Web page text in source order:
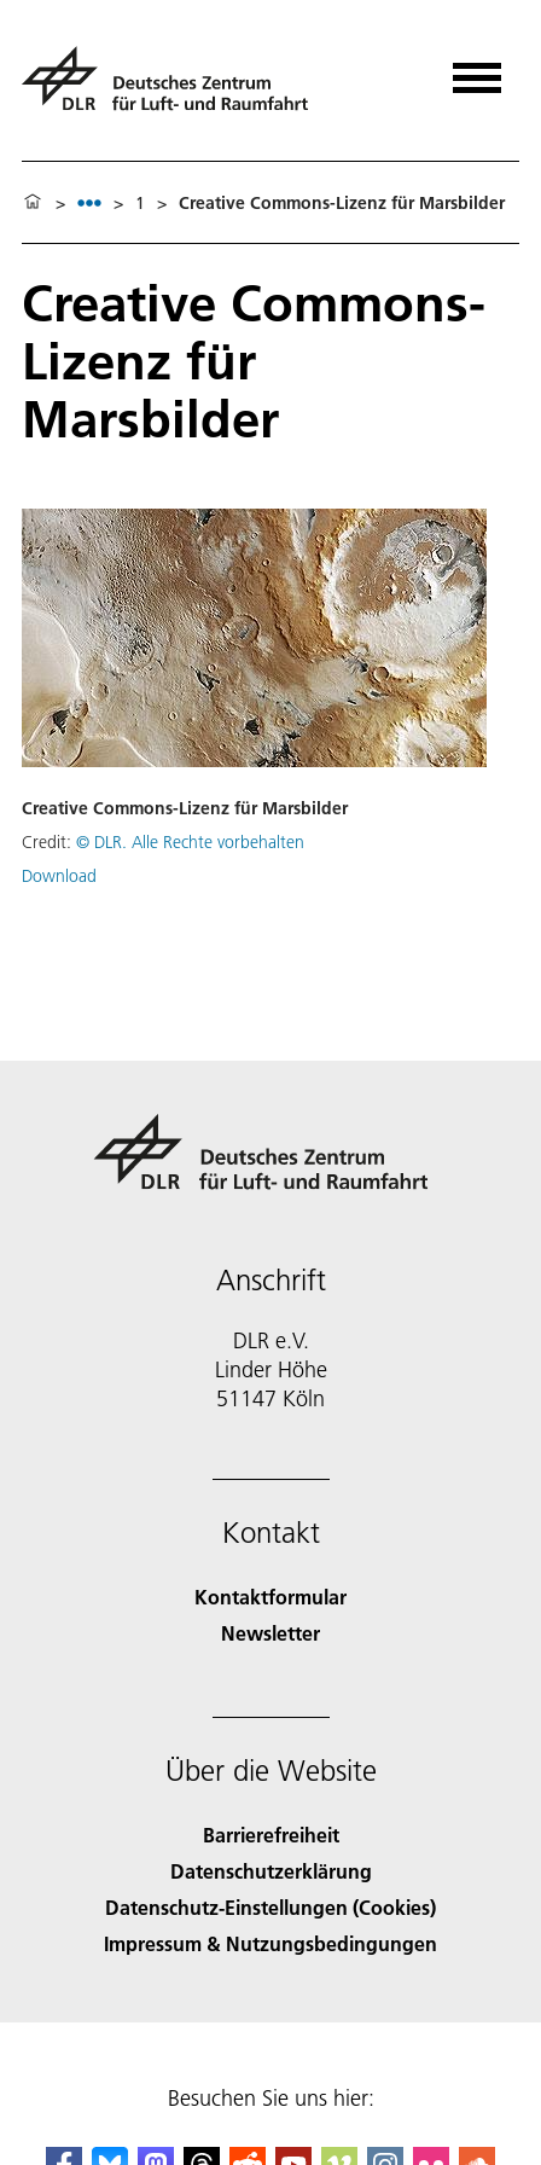
> > 1 > Creative Commons-Lizenz für Marsbilder
Creative Commons-
Lizenz für
Marsbilder
Creative Commons-Lizenz für Marsbilder
Credit: © DLR. Alle Rechte vorbehalten
Download
Anschrift
DLR e.V.
Linder Höhe
51147 Köln
Kontakt
Kontaktformular
Newsletter
Über die Website
Barrierefreiheit
Datenschutzerklärung
Datenschutz-Einstellungen (Cookies)
Impressum & Nutzungsbedingungen
Besuchen Sie uns hier: